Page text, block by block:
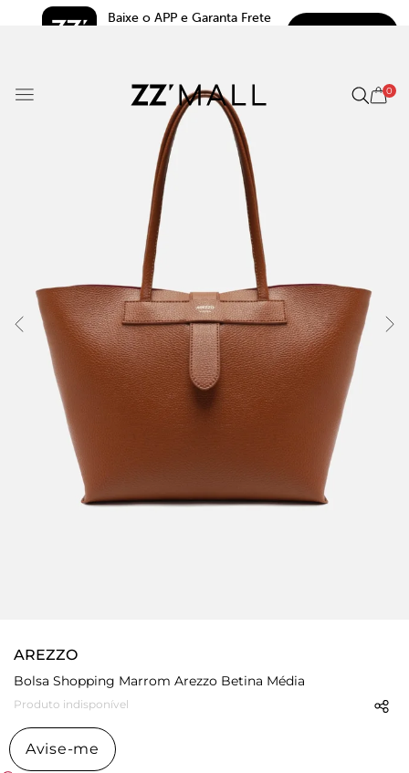
Baixe o APP e Garanta Frete
0
AREZZO
Bolsa Shopping Marrom Arezzo Betina Média
Produto indisponível
Avise-me